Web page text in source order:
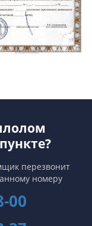
перезвонит
номеру
00